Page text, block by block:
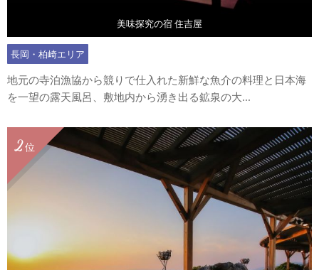
美味探究の宿 住吉屋
長岡・柏崎エリア
地元の寺泊漁協から競りで仕入れた新鮮な魚介の料理と日本海
を一望の露天風呂、敷地内から湧き出る鉱泉の大...
位
2